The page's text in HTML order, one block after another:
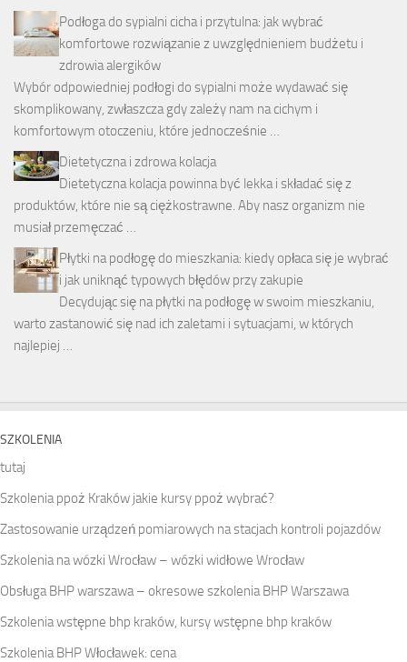
Podłoga do sypialni cicha i przytulna: jak wybrać
komfortowe rozwiązanie z uwzględnieniem budżetu i
zdrowia alergików
Wybór odpowiedniej podłogi do sypialni może wydawać się
skomplikowany, zwłaszcza gdy zależy nam na cichym i
komfortowym otoczeniu, które jednocześnie …
Dietetyczna i zdrowa kolacja
Dietetyczna kolacja powinna być lekka i składać się z
produktów, które nie są ciężkostrawne. Aby nasz organizm nie
musiał przemęczać …
Płytki na podłogę do mieszkania: kiedy opłaca się je wybrać
i jak uniknąć typowych błędów przy zakupie
Decydując się na płytki na podłogę w swoim mieszkaniu,
warto zastanowić się nad ich zaletami i sytuacjami, w których
najlepiej …
SZKOLENIA
tutaj
Szkolenia ppoż Kraków jakie kursy ppoż wybrać?
Zastosowanie urządzeń pomiarowych na stacjach kontroli pojazdów
Szkolenia na wózki Wrocław – wózki widłowe Wrocław
Obsługa BHP warszawa – okresowe szkolenia BHP Warszawa
Szkolenia wstępne bhp kraków, kursy wstępne bhp kraków
Szkolenia BHP Włocławek: cena